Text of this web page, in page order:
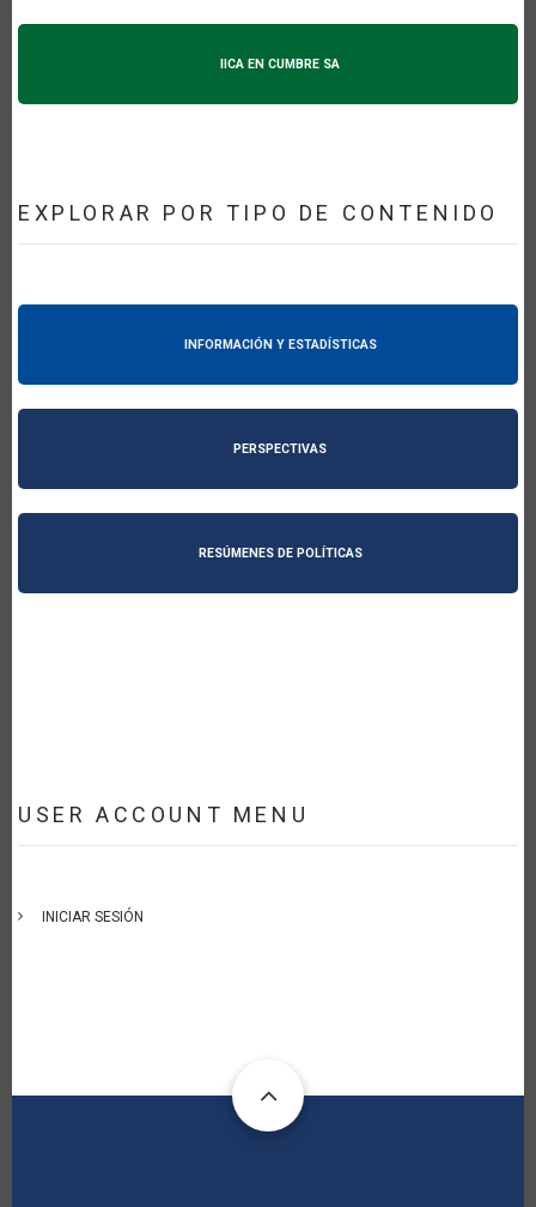
IICA EN CUMBRE SA
EXPLORAR POR TIPO DE CONTENIDO
INFORMACIÓN Y ESTADÍSTICAS
PERSPECTIVAS
RESÚMENES DE POLÍTICAS
USER ACCOUNT MENU
INICIAR SESIÓN